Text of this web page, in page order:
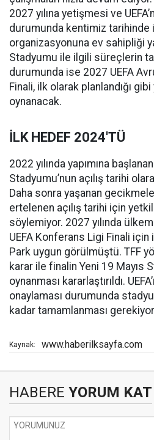
2027 yılına yetişmesi ve
durumunda kentimiz tarihinde
organizasyonuna ev sahipliği
Stadyumu ile ilgili süreçlerin
durumunda ise 2027 UEFA
Finali, ilk olarak planlandığı
oynanacak.
İLK HEDEF 2024'TÜ
2022 yılında yapımına
Stadyumu’nun açılış tarihi
Daha sonra yaşanan
ertelenen açılış tarihi için
söylemiyor. 2027 yılında
UEFA Konferans Ligi Finali
Park uygun görülmüştü. TFF
karar ile finalin Yeni 19 Mayıs
oynanması kararlaştırıldı.
onaylaması durumunda
kadar tamamlanması
Kaynak: www.haberilksayfa.com
HABERE YORUM KAT